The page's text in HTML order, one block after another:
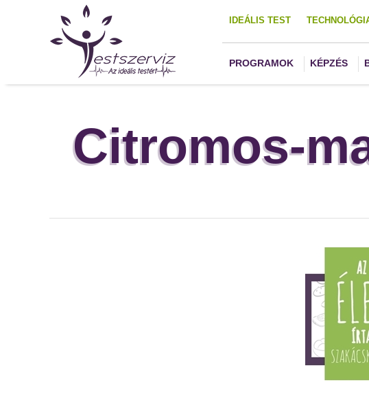
IDEÁLIS TEST
PROGRAMOK KÉPZÉS
Citromos-